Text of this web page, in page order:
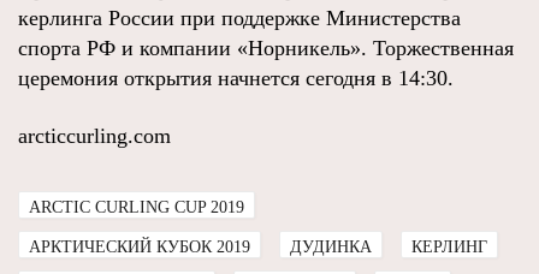
керлинга России при поддержке Министерства
спорта РФ и компании «Норникель». Торжественная
церемония открытия начнется сегодня в 14:30.
arcticcurling.com
ARCTIC CURLING CUP 2019
АРКТИЧЕСКИЙ КУБОК 2019 ДУДИНКА КЕРЛИНГ